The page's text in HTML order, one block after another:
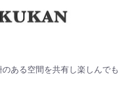
ある空間を共有し楽しんでも